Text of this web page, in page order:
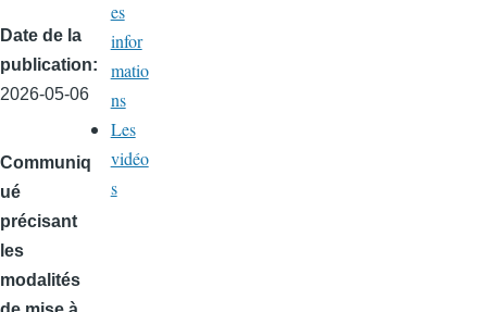
Date de la
publication
2026-05-06
Communiq
ué
précisant
les
modalités
es
infor
matio
ns
Les
vidéo
s